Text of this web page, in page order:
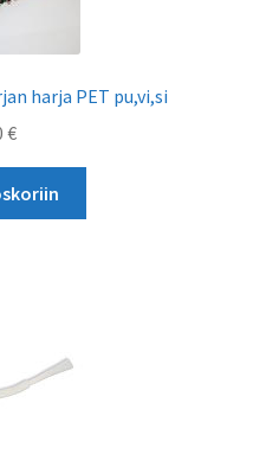
harja PET pu,vi,si
€